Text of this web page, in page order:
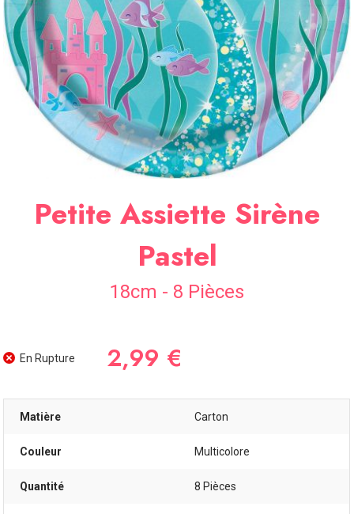
SOIRÉE
OCCASIONS
SPÉCIALES
DÉCO
TABLE
Petite Assiette Sirène
Pastel
18cm - 8 Pièces
En Rupture 2,99 €
Matière Carton
Couleur Multicolore
Quantité 8 Pièces